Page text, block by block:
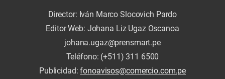
Director: Iván Marco Slocovich Pardo
Editor Web: Johana Liz Ugaz Oscanoa
johana.ugaz@prensmart.pe
Teléfono: (+511) 311 6500
Publicidad:fonoavisos@comercio.com.pe